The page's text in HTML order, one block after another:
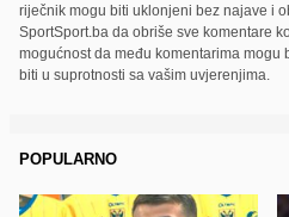
riječnik mogu biti uklonjeni bez najave i
SportSport.ba da obriše sve komentare
mogućnost da među komentarima mogu
biti u suprotnosti sa vašim uvjerenjima.
POPULARNO